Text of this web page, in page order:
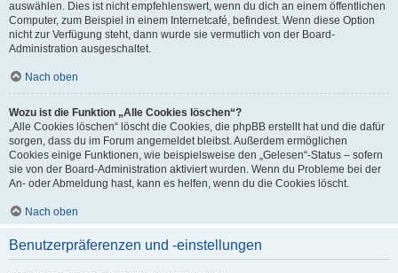
auswählen. Dies ist nicht empfehlenswert, wenn du dich an einem öffentlichen
Computer, zum Beispiel in einem Internetcafé, befindest. Wenn diese Option
nicht zur Verfügung steht, dann wurde sie vermutlich von der Board-
Administration ausgeschaltet.
Nach oben
Wozu ist die Funktion „Alle Cookies löschen“?
„Alle Cookies löschen“ löscht die Cookies, die phpBB erstellt hat und die dafür
sorgen, dass du im Forum angemeldet bleibst. Außerdem ermöglichen
Cookies einige Funktionen, wie beispielsweise den „Gelesen“-Status – sofern
sie von der Board-Administration aktiviert wurden. Wenn du Probleme bei der
An- oder Abmeldung hast, kann es helfen, wenn du die Cookies löscht.
Nach oben
Benutzerpräferenzen und -einstellungen